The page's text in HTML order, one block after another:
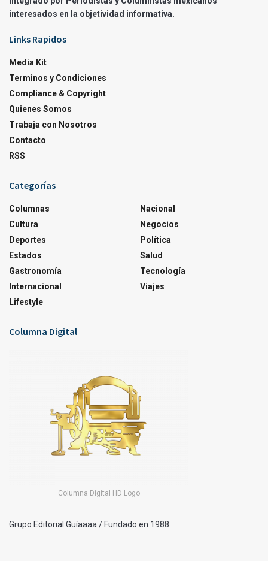
interesados en la objetividad informativa.
Links Rapidos
Media Kit
Terminos y Condiciones
Compliance & Copyright
Quienes Somos
Trabaja con Nosotros
Contacto
RSS
Categorías
Columnas
Cultura
Deportes
Estados
Gastronomía
Internacional
Lifestyle
Nacional
Negocios
Política
Salud
Tecnología
Viajes
Columna Digital
Columna Digital HD Logo
Grupo Editorial Guíaaaa / Fundado en 1988.